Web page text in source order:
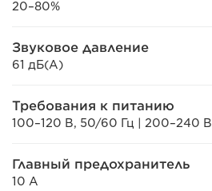
20–80%
Звуковое давление
61 дБ(A)
Требования к питанию
100–120 В, 50/60 Гц | 200–240
Главный предохранитель
10 А